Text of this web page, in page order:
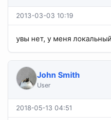
2013-03-03 10:19
увы нет, у меня
John Smith
User
2018-05-13 04:51